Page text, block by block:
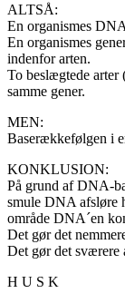
ALTSÅ:
En organismes
En organismes
indenfor arten.
To beslægtede arter
samme gener.
MEN:
Baserækkefølgen i
KONKLUSION:
På grund af DNA-
smule DNA afsløre
område DNA´en
Det gør det
Det gør det
H U S K